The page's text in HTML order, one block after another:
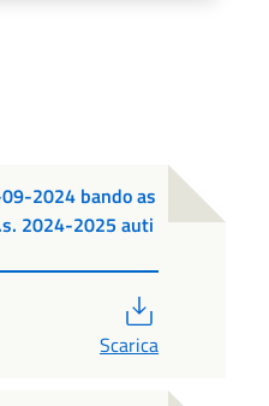
2024 bando as
2024-2025 auti
Scarica